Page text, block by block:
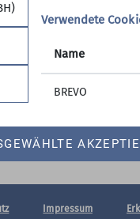
Impressum
Verwendete
Name
BREVO